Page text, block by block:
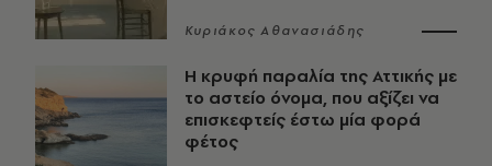
Κυριάκος Αθανασιάδης
Η κρυφή παραλία της Αττικής με
το αστείο όνομα, που αξίζει να
επισκεφτείς έστω μία φορά
φέτος